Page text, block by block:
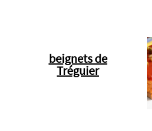
beignets de
Tréguier